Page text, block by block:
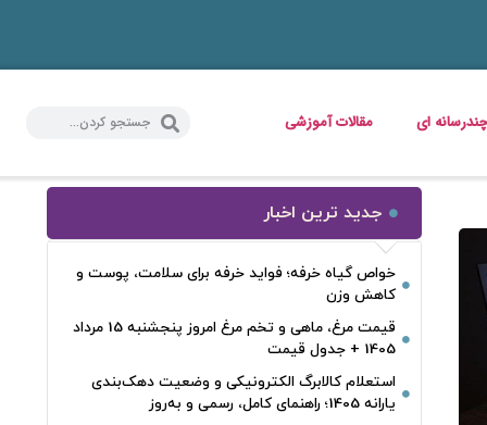
چندرسانه ای مقالات آموزشی
جدید ترین اخبار
خواص گیاه خرفه؛ فواید خرفه برای سلامت، پوست و
کاهش وزن
قیمت مرغ، ماهی و تخم مرغ امروز پنجشنبه 15 مرداد
1405 + جدول قیمت
استعلام کالابرگ الکترونیکی و وضعیت دهک‌بندی
یارانه 1405؛ راهنمای کامل، رسمی و به‌روز